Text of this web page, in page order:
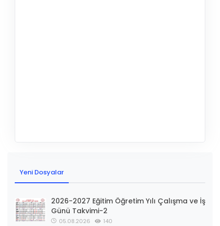
Yeni Dosyalar
2026-2027 Eğitim Öğretim Yılı Çalışma ve İş
Günü Takvimi-2
05.08.2026 140